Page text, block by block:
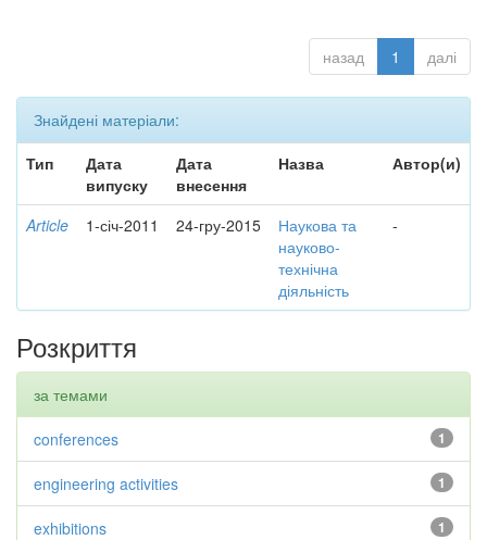
назад 1 далі
Знайдені матеріали:
Тип
Дата
випуску
Дата
внесення
Назва Автор(и)
Article 1-січ-2011 24-гру-2015
Наукова та
науково-
технічна
діяльність
-
Розкриття
за темами
1
conferences
1
engineering activities
1
exhibitions